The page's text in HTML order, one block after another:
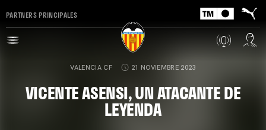
PARTNERS PRINCIPALES
VALENCIA CF 21 NOVIEMBRE 2023
VICENTE ASENSI, UN ATACANTE DE
LEYENDA